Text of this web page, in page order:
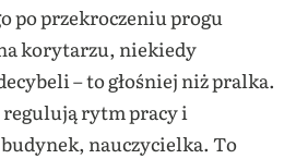
po przekroczeniu progu
korytarzu, niekiedy
– to głośniej niż pralka.
rytm pracy i
nauczycielka. To